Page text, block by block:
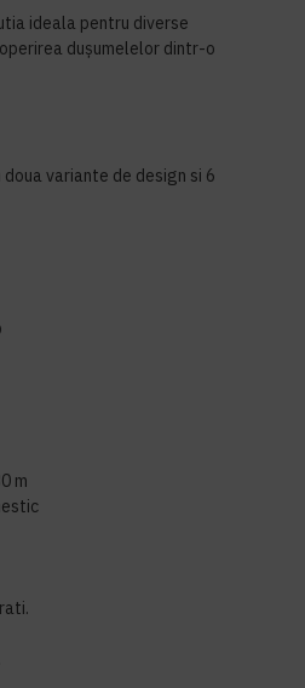
ideala pentru diverse
dușumelelor dintr-o
variante de design si 6
m